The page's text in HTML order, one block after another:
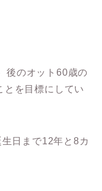
後のオット60歳の
とを目標にしてい
日まで12年と8カ